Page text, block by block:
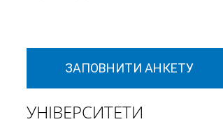
ЗАПОВНИТИ АНКЕТУ
УНІВЕРСИТЕТИ